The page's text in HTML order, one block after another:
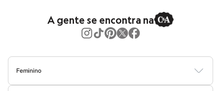
Bolsas e Mochilas
Óculos
Relógios
Botas
A gente se encontra na
Feminino
BlusasCalçasVestidosSaiasCasacosModa PraiaModa Íntima